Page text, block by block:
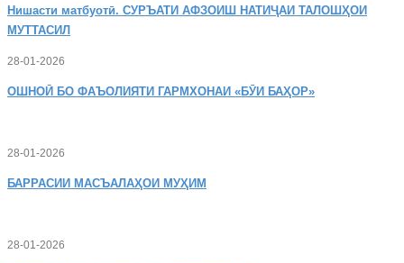
Нишасти матбуотӣ. СУРЪАТИ АФЗОИШ НАТИҶАИ ТАЛОШҲОИ
МУТТАСИЛ
28-01-2026
ОШНОӢ БО ФАЪОЛИЯТИ ГАРМХОНАИ «БӮИ БАҲОР»
28-01-2026
БАРРАСИИ МАСЪАЛАҲОИ МУҲИМ
28-01-2026